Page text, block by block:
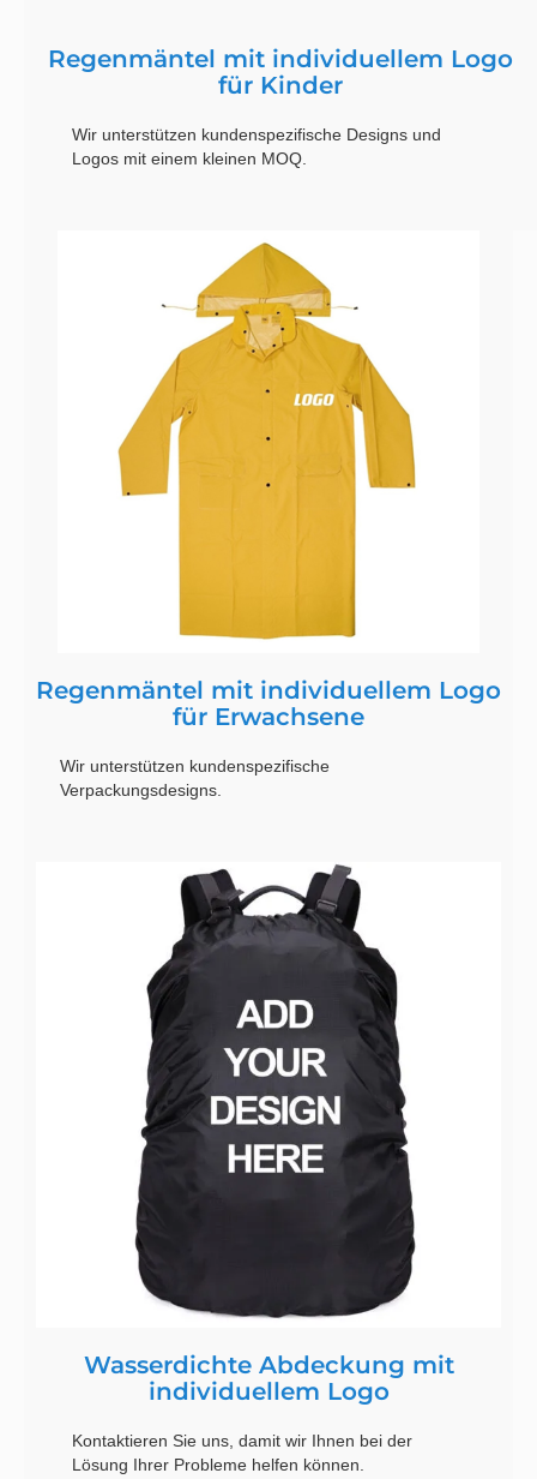
Regenmäntel mit individuellem Logo
für Kinder
Wir unterstützen kundenspezifische Designs und
Logos mit einem kleinen MOQ.
Regenmäntel mit individuellem Logo
für Erwachsene
Wir unterstützen kundenspezifische
Verpackungsdesigns.
Wasserdichte Abdeckung mit
individuellem Logo
Kontaktieren Sie uns, damit wir Ihnen bei der
Lösung Ihrer Probleme helfen können.